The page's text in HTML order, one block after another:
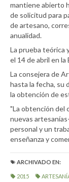
mantiene abierto
de solicitud para
de artesano,
anualidad.
La prueba teórica
el 14 de abril en
La consejera de
hasta la fecha, su
la obtención de
"La obtención del
nuevas
personal y un
enseñanza y
ARCHIVADO EN:
2015